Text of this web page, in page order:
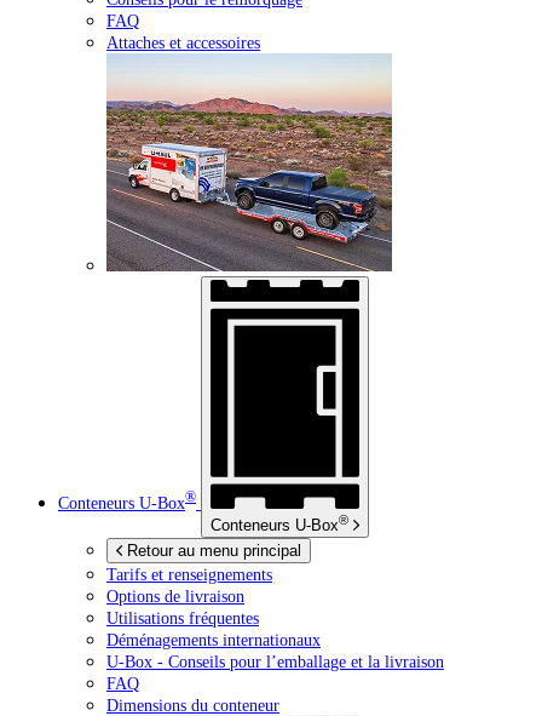
FAQ
Attaches et accessoires
Conteneurs U-Box®
Conteneurs U-Box®
Retour au menu principal
Tarifs et renseignements
Options de livraison
Utilisations fréquentes
Déménagements internationaux
U-Box - Conseils pour l’emballage et la livraison
FAQ
Dimensions du conteneur